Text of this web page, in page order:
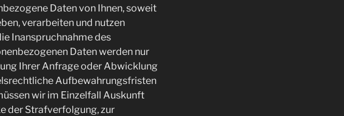
Daten von Ihnen, soweit
verarbeiten und nutzen
Inanspruchnahme des
Daten werden nur
Ihrer Anfrage oder Abwicklung
Aufbewahrungsfristen
wir im Einzelfall Auskunft
der Strafverfolgung, zur